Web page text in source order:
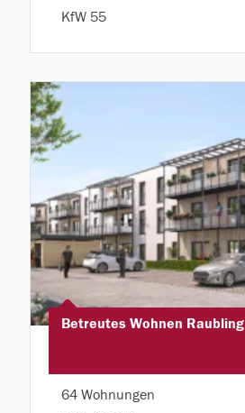
KfW 55
Betreutes Wohnen Raubling
64 Wohnungen